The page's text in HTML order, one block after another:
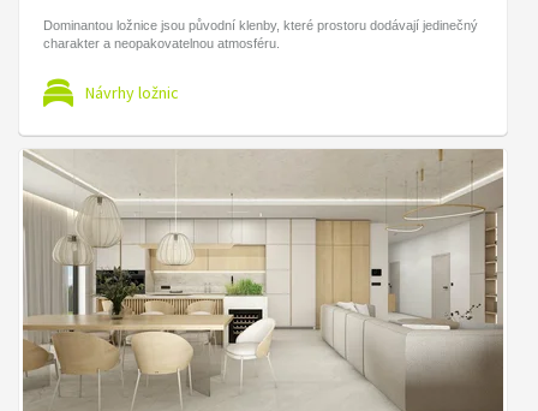
Dominantou ložnice jsou původní klenby, které prostoru dodávají jedinečný
charakter a neopakovatelnou atmosféru.
Návrhy ložnic